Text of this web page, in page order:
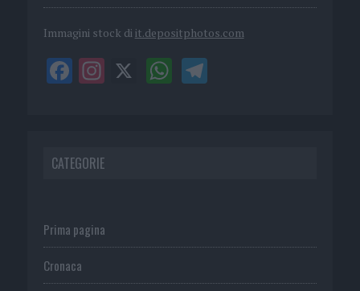
Immagini stock di it.depositphotos.com
CATEGORIE
Prima pagina
Cronaca